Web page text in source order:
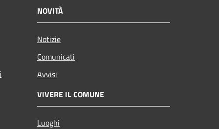
NOVITÀ
Notizie
Comunicati
Avvisi
VIVERE IL COMUNE
Luoghi